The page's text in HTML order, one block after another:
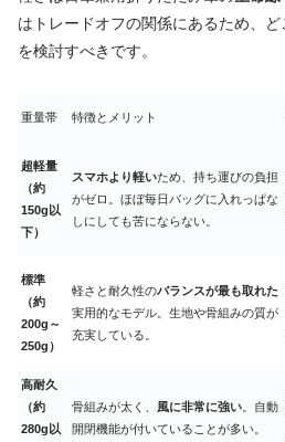
はトレードオフの関係にあるため、
を検討すべきです。
重量帯 特徴とメリット
超軽量
（約
150g以
下）
スマホより軽いため、持ち運びの負担
がゼロ。ほぼ毎日バッグに入れっぱな
しにしても苦にならない。
標準
（約
200g～
250g）
軽さと耐久性のバランスが最も取れた
実用的なモデル。生地や骨組みの質が
充実している。
高耐久
（約
280g以
骨組みが太く、 風に非常に強い。自動
開閉機能が付いていることが多い。